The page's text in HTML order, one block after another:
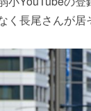
く長尾さんが